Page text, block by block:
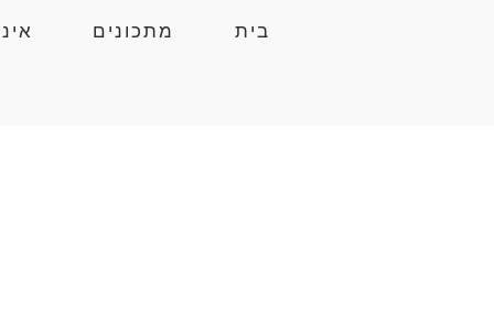
בית מתכונים